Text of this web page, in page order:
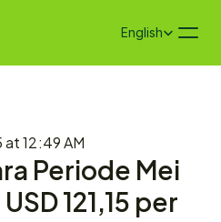
Select Language
English
12:49 AM
Periode Mei
121,15 per